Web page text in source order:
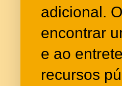
adicional.
encontrar
e ao
recursos